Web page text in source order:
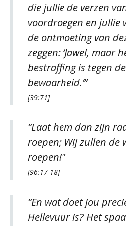
die jullie de verzen
voordroegen en jullie
de ontmoeting van
zeggen: ‘Jawel, maar
bestraffing is tegen
bewaarheid.’”
[39:71]
“Laat hem dan zijn
roepen; Wij zullen de
roepen!”
[96:17-18]
“En wat doet jou
Hellevuur is? Het